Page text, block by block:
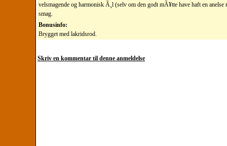
velsmagende og harmonisk Ã¸l (selv om den godt mÃ¥tte have haft en
smag.
Bonusinfo:
Brygget med lakridsrod.
Skriv en kommentar til denne anmeldelse